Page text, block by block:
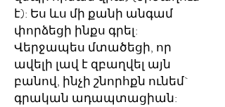
է): Ես ևս մի քանի անգամ
փորձեցի ինքս գրել:
Վերջապես մտածեցի, որ
ավելի լավ է զբաղվել այն
բանով, ինչի շնորհքն ունեմ`
գրական ադապտացիան: